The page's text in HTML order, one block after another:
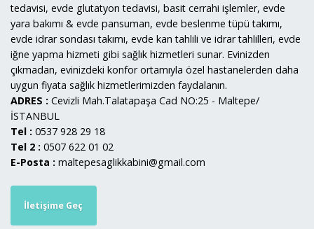
tedavisi, evde glutatyon tedavisi, basit cerrahi işlemler, evde
yara bakımı & evde pansuman, evde beslenme tüpü takımı,
evde idrar sondası takımı, evde kan tahlili ve idrar tahlilleri, evde
iğne yapma hizmeti gibi sağlık hizmetleri sunar. Evinizden
çıkmadan, evinizdeki konfor ortamıyla özel hastanelerden daha
uygun fiyata sağlık hizmetlerimizden faydalanın.
ADRES : Cevizli Mah.Talatapaşa Cad NO:25 - Maltepe/
İSTANBUL
Tel : 0537 928 29 18
Tel 2 : 0507 622 01 02
E-Posta : maltepesaglikkabini@gmail.com
İletişime Geç